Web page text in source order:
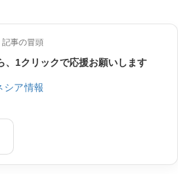
記事の冒頭
、1クリックで応援お願いします